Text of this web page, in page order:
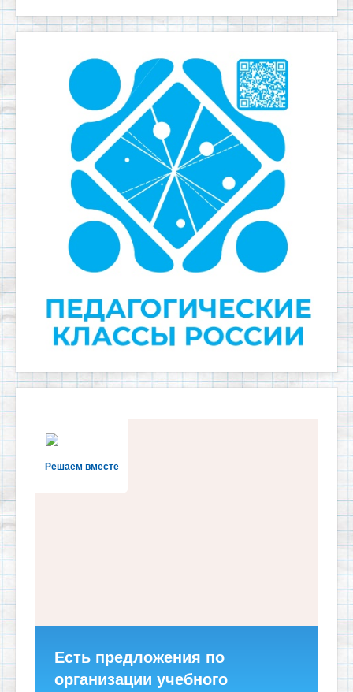
Решаем вместе
Есть предложения по
организации учебного